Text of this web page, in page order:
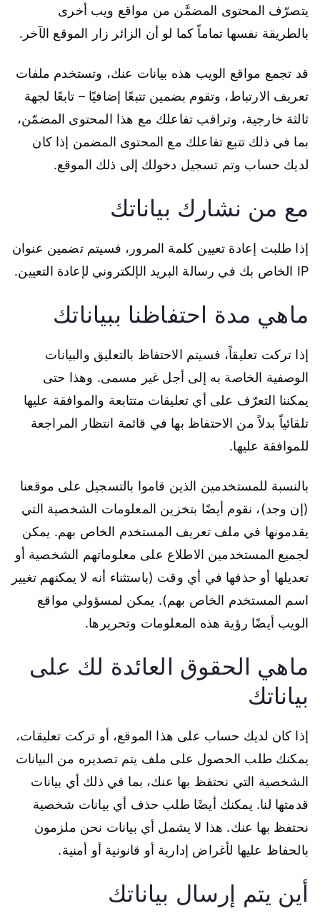
يتصرّف المحتوى المضمَّن من مواقع ويب أخرى
بالطريقة نفسها تماماً كما لو أن الزائر زار الموقع الآخر.
قد تجمع مواقع الويب هذه بيانات عنك، وتستخدم ملفات
تعريف الارتباط، وتقوم بضمين تتبعًا إضافيًا – تابعًا لجهة
ثالثة خارجية، وتراقب تفاعلك مع هذا المحتوى المضمّن،
بما في ذلك تتبع تفاعلك مع المحتوى المضمن إذا كان
لديك حساب وتم تسجيل دخولك إلى ذلك الموقع.
مع من نشارك بياناتك
إذا طلبت إعادة تعيين كلمة المرور، فسيتم تضمين عنوان
IP الخاص بك في رسالة البريد الإلكتروني لإعادة التعيين.
ماهي مدة احتفاظنا ببياناتك
إذا تركت تعليقاً، فسيتم الاحتفاظ بالتعليق والبيانات
الوصفية الخاصة به إلى أجل غير مسمى. وهذا حتى
يمكننا التعرّف على أي تعليقات متتابعة والموافقة عليها
تلقائياً بدلاً من الاحتفاظ بها في قائمة انتظار المراجعة
للموافقة عليها.
بالنسبة للمستخدمين الذين قاموا بالتسجيل على موقعنا
(إن وجد)، نقوم أيضًا بتخزين المعلومات الشخصية التي
يقدمونها في ملف تعريف المستخدم الخاص بهم. يمكن
لجميع المستخدمين الاطلاع على معلوماتهم الشخصية أو
تعديلها أو حذفها في أي وقت (باستثناء أنه لا يمكنهم تغيير
اسم المستخدم الخاص بهم). يمكن لمسؤولي مواقع
الويب أيضًا رؤية هذه المعلومات وتحريرها.
ماهي الحقوق العائدة لك على
بياناتك
إذا كان لديك حساب على هذا الموقع، أو تركت تعليقات،
يمكنك طلب الحصول على ملف يتم تصديره من البيانات
الشخصية التي نحتفظ بها عنك، بما في ذلك أي بيانات
قدمتها لنا. يمكنك أيضًا طلب حذف أي بيانات شخصية
نحتفظ بها عنك. هذا لا يشمل أي بيانات نحن ملزمون
بالحفاظ عليها لأغراض إدارية أو قانونية أو أمنية.
أين يتم إرسال بياناتك